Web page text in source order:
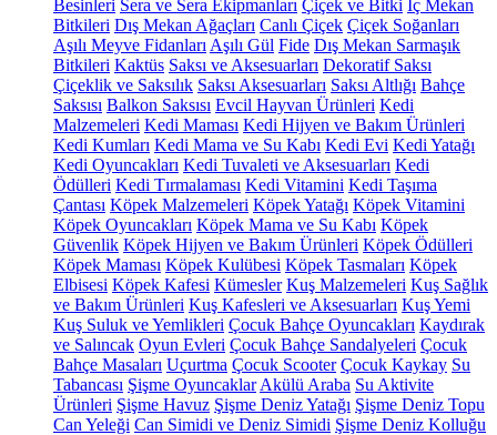
Besinleri Sera ve Sera Ekipmanları Çiçek ve Bitki İç Mekan
Bitkileri Dış Mekan Ağaçları Canlı Çiçek Çiçek Soğanları
Aşılı Meyve Fidanları Aşılı Gül Fide Dış Mekan Sarmaşık
Bitkileri Kaktüs Saksı ve Aksesuarları Dekoratif Saksı
Çiçeklik ve Saksılık Saksı Aksesuarları Saksı Altlığı Bahçe
Saksısı Balkon Saksısı Evcil Hayvan Ürünleri Kedi
Malzemeleri Kedi Maması Kedi Hijyen ve Bakım Ürünleri
Kedi Kumları Kedi Mama ve Su Kabı Kedi Evi Kedi Yatağı
Kedi Oyuncakları Kedi Tuvaleti ve Aksesuarları Kedi
Ödülleri Kedi Tırmalaması Kedi Vitamini Kedi Taşıma
Çantası Köpek Malzemeleri Köpek Yatağı Köpek Vitamini
Köpek Oyuncakları Köpek Mama ve Su Kabı Köpek
Güvenlik Köpek Hijyen ve Bakım Ürünleri Köpek Ödülleri
Köpek Maması Köpek Kulübesi Köpek Tasmaları Köpek
Elbisesi Köpek Kafesi Kümesler Kuş Malzemeleri Kuş Sağlık
ve Bakım Ürünleri Kuş Kafesleri ve Aksesuarları Kuş Yemi
Kuş Suluk ve Yemlikleri Çocuk Bahçe Oyuncakları Kaydırak
ve Salıncak Oyun Evleri Çocuk Bahçe Sandalyeleri Çocuk
Bahçe Masaları Uçurtma Çocuk Scooter Çocuk Kaykay Su
Tabancası Şişme Oyuncaklar Akülü Araba Su Aktivite
Ürünleri Şişme Havuz Şişme Deniz Yatağı Şişme Deniz Topu
Can Yeleği Can Simidi ve Deniz Simidi Şişme Deniz Kolluğu